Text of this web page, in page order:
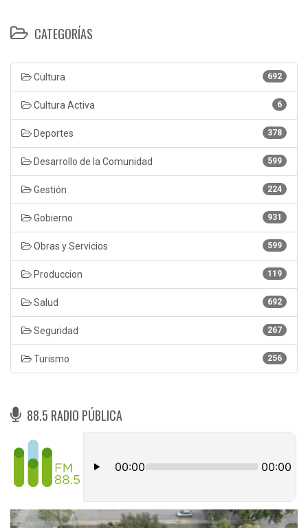
CATEGORÍAS
692
Cultura
6
Cultura Activa
378
Deportes
599
Desarrollo de la Comunidad
224
Gestión
931
Gobierno
599
Obras y Servicios
119
Produccion
692
Salud
267
Seguridad
256
Turismo
88.5 RADIO PÚBLICA